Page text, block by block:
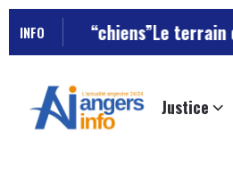
INFO Le terrain de
Justice